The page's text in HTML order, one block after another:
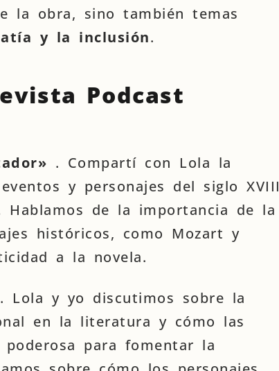
la obra, sino también temas
y la inclusión.
Podcast
. Compartí con Lola la
y personajes del siglo XVIII
de la importancia de la
históricos, como Mozart y
a la novela.
. Lola y yo discutimos sobre la
en la literatura y cómo las
para fomentar la